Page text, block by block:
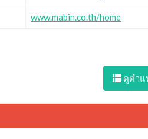
www.mabin.co.th/home
ดูตำแ